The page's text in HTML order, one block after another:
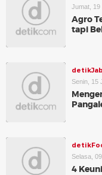
Jumat, 19
Agro
tapi
Senin, 15
Selasa,
4